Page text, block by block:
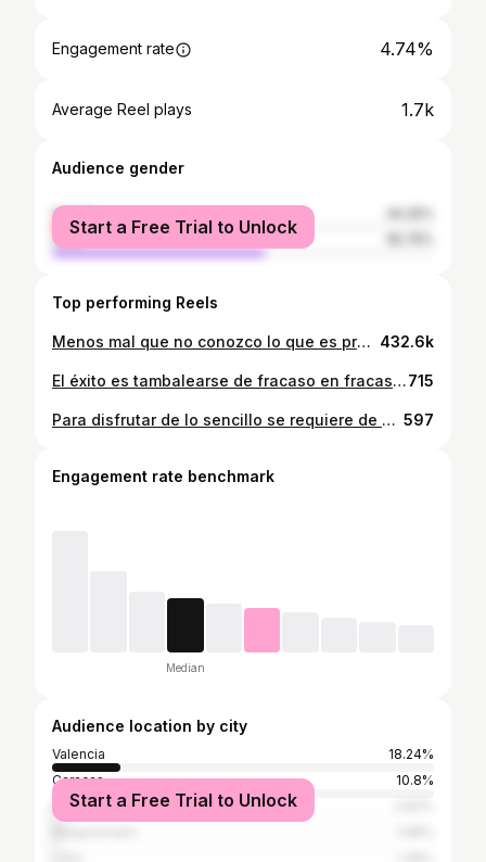
Engagement rate 4.74%
Average Reel plays 1.7k
Audience gender
female
male
Start a Free Trial to Unlock
Top performing Reels
Menos mal que no conozco lo que es presión social🤣 #venezuela #caracas #girlcontent 432.6k
El éxito es tambalearse de fracaso en fracaso sin perder el entusiasmo❣️ -Winston Churchill715
Para disfrutar de lo sencillo se requiere de cierta altura❣️⛰ 597
Engagement rate benchmark
Median
Audience location by city
Valencia
18.24%
Caracas
10.8%
Maracaibo
Start a Free Trial to Unlock